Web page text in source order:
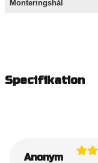
Monteringshål
Specifikation
Anonym